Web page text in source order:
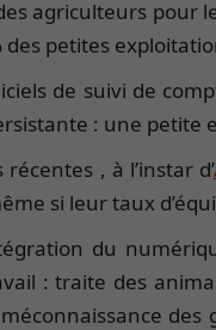
agriculteurs pour
des petites
de suivi de
: une petite
, à l’instar d’
si leur taux
du
: traite des
des